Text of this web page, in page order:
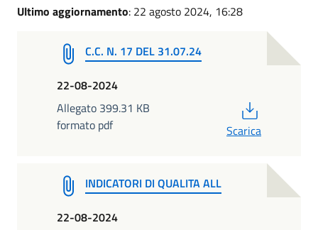
Ultimo aggiornamento: 22 agosto 2024, 16:28
C.C. N. 17 DEL 31.07.24
22-08-2024
Allegato 399.31 KB
formato pdf
Scarica
INDICATORI DI QUALITA ALL
22-08-2024